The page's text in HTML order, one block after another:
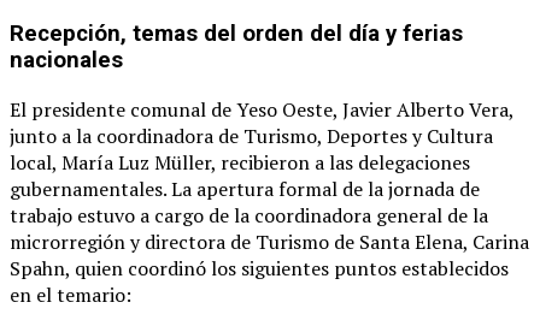
Recepción, temas del orden del día y ferias
nacionales
El presidente comunal de Yeso Oeste, Javier Alberto Vera,
junto a la coordinadora de Turismo, Deportes y Cultura
local, María Luz Müller, recibieron a las delegaciones
gubernamentales. La apertura formal de la jornada de
trabajo estuvo a cargo de la coordinadora general de la
microrregión y directora de Turismo de Santa Elena, Carina
Spahn, quien coordinó los siguientes puntos establecidos
en el temario: